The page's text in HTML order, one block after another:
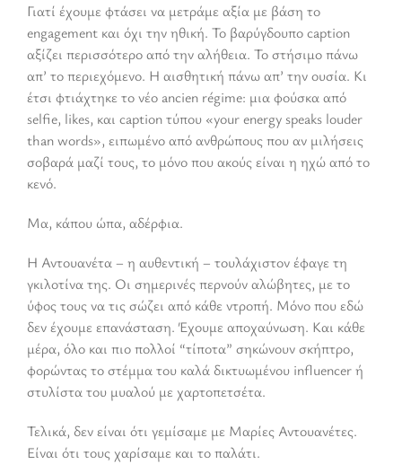
Γιατί έχουμε φτάσει να μετράμε αξία με βάση το
engagement και όχι την ηθική. Το βαρύγδουπο caption
αξίζει περισσότερο από την αλήθεια. Το στήσιμο πάνω
απ’ το περιεχόμενο. Η αισθητική πάνω απ’ την ουσία. Κι
έτσι φτιάχτηκε το νέο ancien régime: μια φούσκα από
selfie, likes, και caption τύπου «your energy speaks louder
than words», ειπωμένο από ανθρώπους που αν μιλήσεις
σοβαρά μαζί τους, το μόνο που ακούς είναι η ηχώ από το
κενό.
Μα, κάπου ώπα, αδέρφια.
Η Αντουανέτα – η αυθεντική – τουλάχιστον έφαγε τη
γκιλοτίνα της. Οι σημερινές περνούν αλώβητες, με το
ύφος τους να τις σώζει από κάθε ντροπή. Μόνο που εδώ
δεν έχουμε επανάσταση. Έχουμε αποχαύνωση. Και κάθε
μέρα, όλο και πιο πολλοί “τίποτα” σηκώνουν σκήπτρο,
φορώντας το στέμμα του καλά δικτυωμένου influencer ή
στυλίστα του μυαλού με χαρτοπετσέτα.
Τελικά, δεν είναι ότι γεμίσαμε με Μαρίες Αντουανέτες.
Είναι ότι τους χαρίσαμε και το παλάτι.